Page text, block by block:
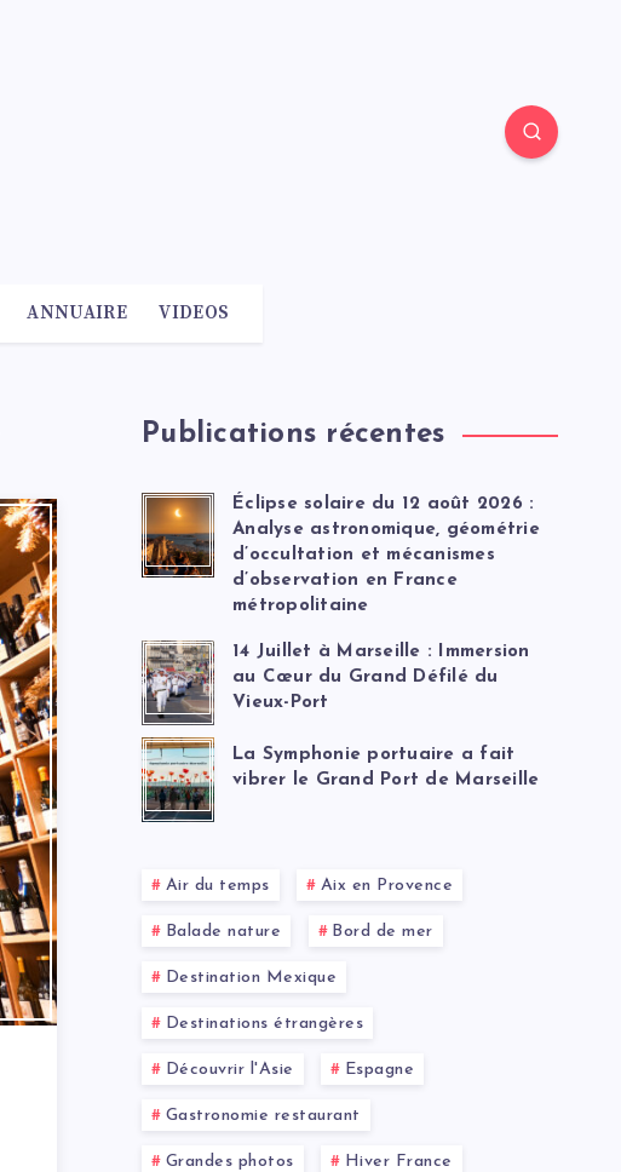
ANNUAIRE VIDEOS
Publications récentes
Éclipse solaire du 12 août 2026 :
Analyse astronomique, géométrie
d’occultation et mécanismes
d’observation en France
métropolitaine
14 Juillet à Marseille : Immersion
au Cœur du Grand Défilé du
Vieux-Port
La Symphonie portuaire a fait
vibrer le Grand Port de Marseille
Air du temps Aix en Provence
Balade nature Bord de mer
Destination Mexique
Destinations étrangères
Découvrir l'Asie Espagne
Gastronomie restaurant
Grandes photos Hiver France